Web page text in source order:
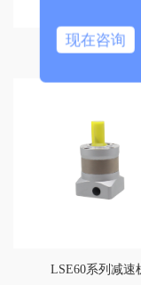
LSE42系列减速
LSE60系列减速
现在咨询